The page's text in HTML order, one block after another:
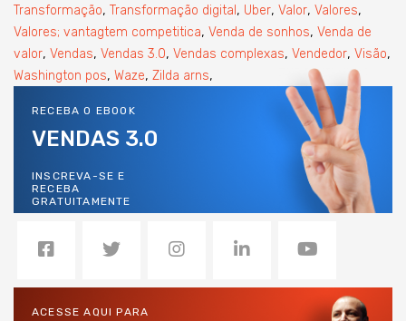
Transformação, Transformação digital , Uber, Valor, Valores,
Valores; vantagtem competitica, Venda de sonhos, Venda de
valor, Vendas, Vendas 3.0, Vendas complexas, Vendedor, Visão,
Washington pos, Waze, Zilda arns,
RECEBA O EBOOK
VENDAS 3.0
INSCREVA-SE E
RECEBA
GRATUITAMENTE
ACESSE AQUI PARA